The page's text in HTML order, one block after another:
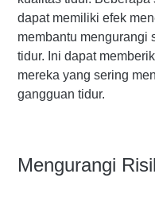
dapat memiliki efek
membantu mengurangi
tidur. Ini dapat
mereka yang sering
gangguan tidur.
Mengurangi